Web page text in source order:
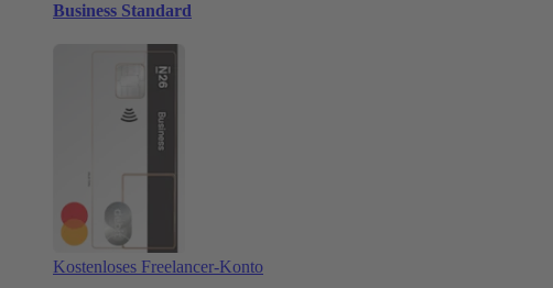
Business Standard
Kostenloses Freelancer-Konto